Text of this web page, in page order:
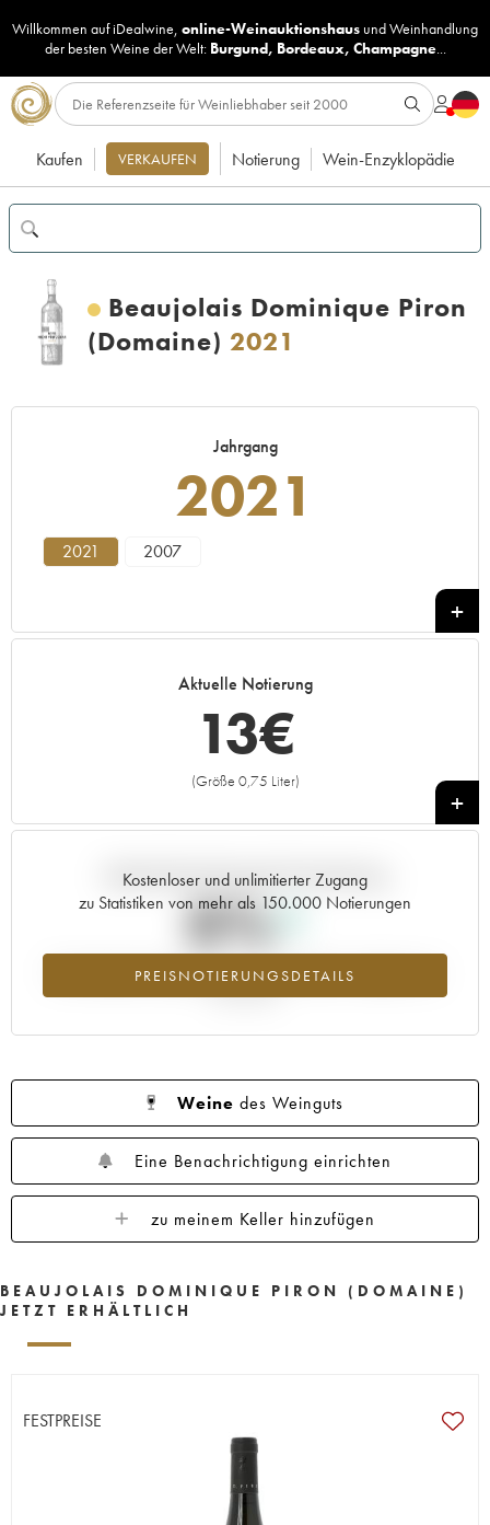
Willkommen auf iDealwine, online-Weinauktionshaus undWeinhandlung
der besten Weine der Welt: Burgund, Bordeaux, Champagne...
Kaufen VERKAUFEN Notierung Wein-Enzyklopädie
Beaujolais Dominique Piron
(Domaine) 2021
Jahrgang
2021
2021 2007
Aktuelle Notierung
13€
(Größe 0,75 Liter)
+
Kostenloser und unlimitierter Zugang
zu Statistiken von mehr als 150.000 Notierungen
PREISNOTIERUNGSDETAILS
Aktuelle Entwicklung der Preisnotierung
0%
Preisanstiegs des Jahrgangs 2021 im Jahr 2026 im Vergleich zum
Weine des Weinguts
Eine Benachrichtigung einrichten
zu meinem Keller hinzufügen
BEAUJOLAIS DOMINIQUE PIRON (DOMAINE)
JETZT ERHÄLTLICH
FESTPREISE